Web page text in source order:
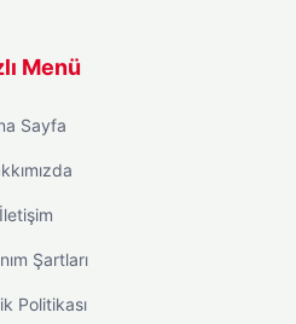
Menü
Sayfa
İletişim
Şartları
Politikası